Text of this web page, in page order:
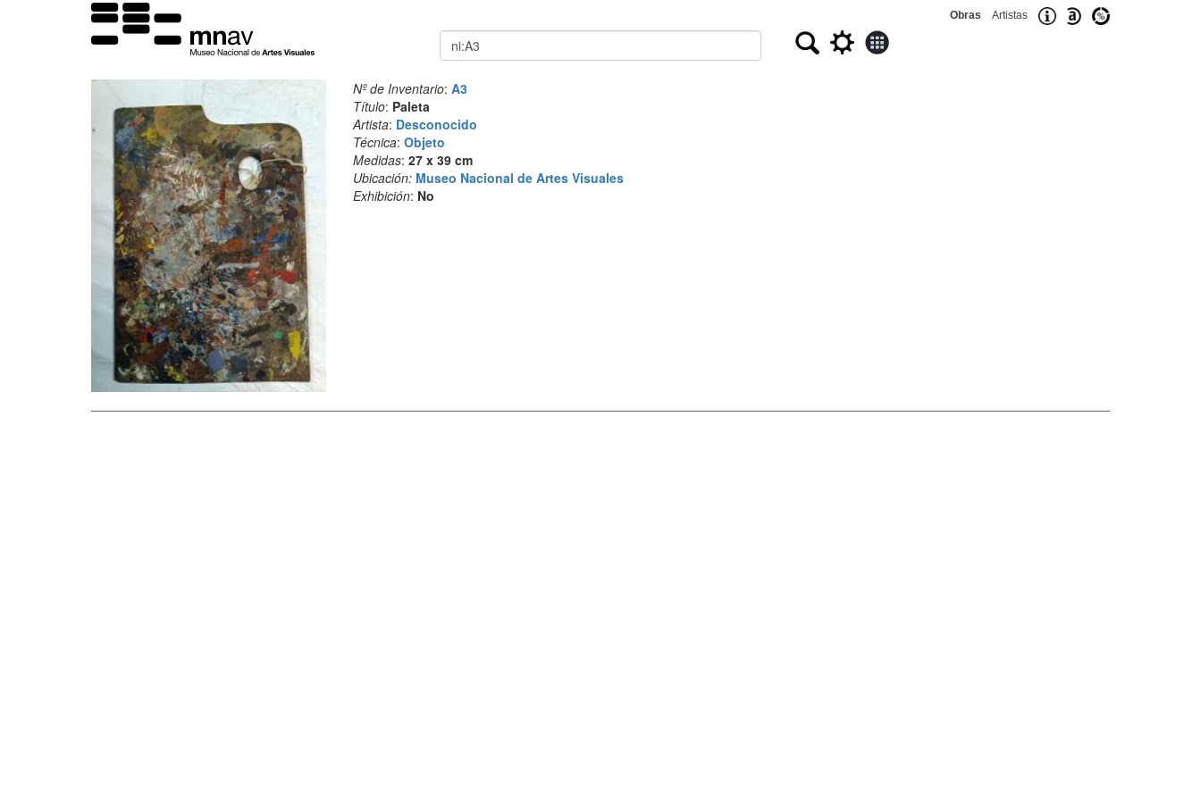
Obras Artistas
Buscar
Nº de Inventario: A3
Título: Paleta
Artista: Desconocido
Técnica: Objeto
Medidas: 27 x 39 cm
Ubicación: Museo Nacional de Artes Visuales
Exhibición: No